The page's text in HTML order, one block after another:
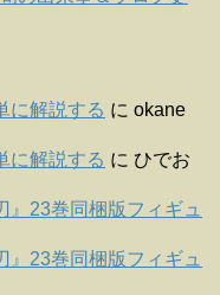
に解説する に okane
に解説する に ひでお
』23巻同梱版フィギュ
』23巻同梱版フィギュ